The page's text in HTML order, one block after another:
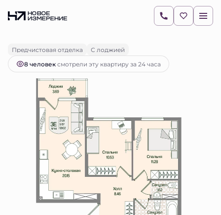
2-комнатная 15 504 419 руб.
Ипотекаот 21 860 руб.
Предчистовая отделка
С лоджией
8 человексмотрели эту квартиру за 24 часа